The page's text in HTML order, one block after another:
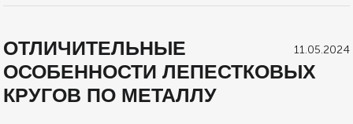
11.05.2024
ОТЛИЧИТЕЛЬНЫЕ
ОСОБЕННОСТИ ЛЕПЕСТКОВЫХ
КРУГОВ ПО МЕТАЛЛУ